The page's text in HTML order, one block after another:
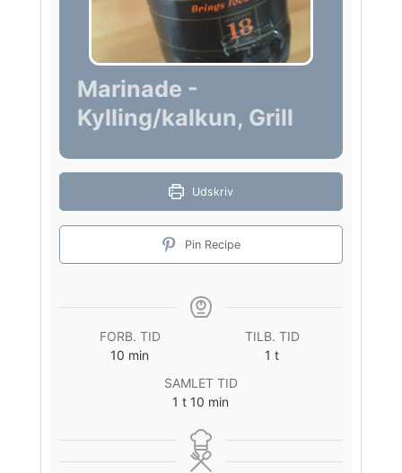
Marinade -
Kylling/kalkun, Grill
Udskriv
Pin Recipe
FORB. TID
10 minutter
min
TILB. TID
1 time
t
SAMLET TID
1 time
t 10 minutter
min